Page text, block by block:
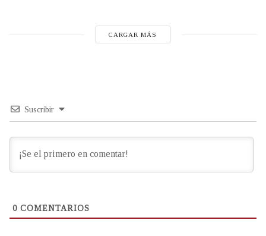
CARGAR MÁS
Suscribir
0 COMENTARIOS